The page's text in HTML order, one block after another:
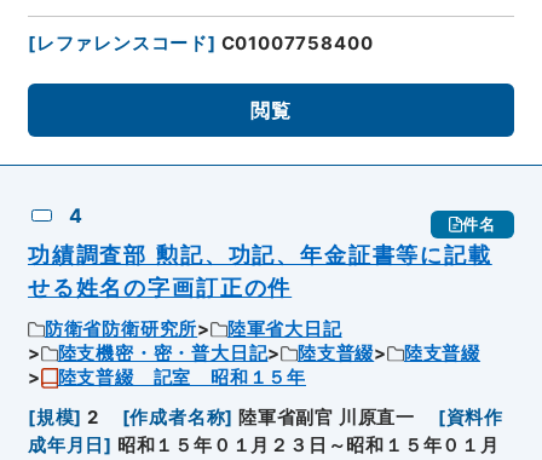
[レファレンスコード] C01007758400
閲覧
4 件名
功績調査部 勲記、功記、年金証書等に記載
せる姓名の字画訂正の件
防衛省防衛研究所
陸軍省大日記
陸支機密・密・普大日記
陸支普綴
陸支普綴
陸支普綴 記室 昭和１５年
[規模] 2 [作成者名称] 陸軍省副官 川原直一 [資料作
成年月日] 昭和１５年０１月２３日～昭和１５年０１月